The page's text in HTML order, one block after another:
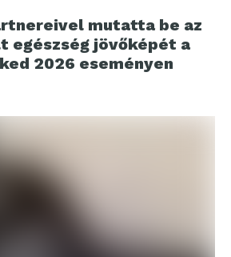
mutatta be az
egészség jövőképét a
2026 eseményen